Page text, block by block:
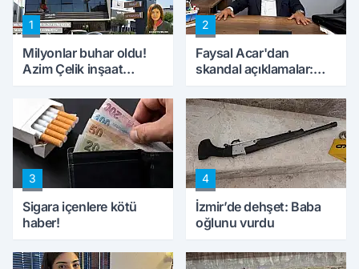
1
Milyonlar buhar oldu!
Azim Çelik inşaat
konuştu
2
Faysal Acar'dan
skandal açıklamalar:
peynircilerimizi de
kıskaca aldı, müdahale
ettik'
3
Sigara içenlere kötü
haber!
4
İzmir’de dehşet: Baba
oğlunu vurdu